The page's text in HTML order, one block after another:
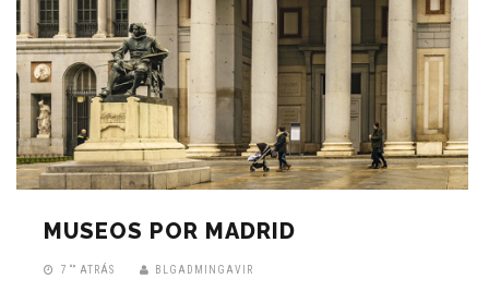
MUSEOS POR MADRID
7 “” ATRÁS BLGADMINGAVIR